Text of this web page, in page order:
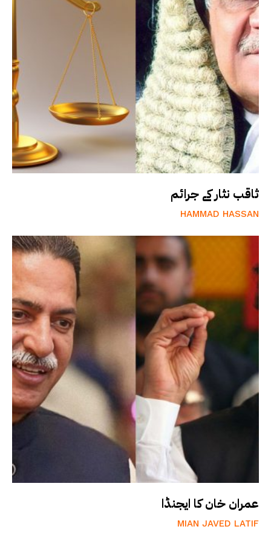
ثاقب نثار کے جرائم
HAMMAD HASSAN
عمران خان کا ایجنڈا
MIAN JAVED LATIF